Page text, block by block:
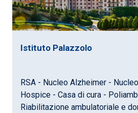
Istituto Palazzolo
RSA - Nucleo Alzheimer -
Hospice - Casa di cura -
Riabilitazione ambulatoriale e